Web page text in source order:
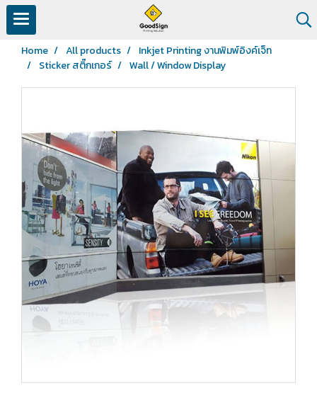
Home All products
Inkjet Printing งานพิมพ์อิงค์เจ็ท
Sticker สติ๊กเกอร์
Wall / Window Display